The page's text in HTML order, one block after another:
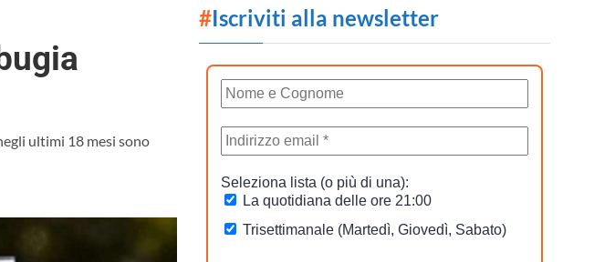
ultimi 18 mesi sono
#Iscriviti alla newsletter